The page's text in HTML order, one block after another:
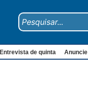
Entrevista de quinta Anuncie